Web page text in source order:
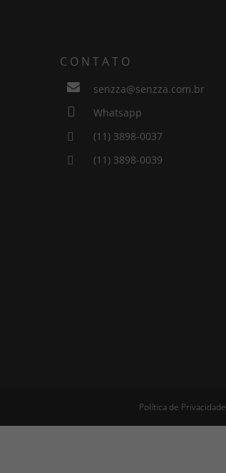
CONTATO
 senzza@senzza.com.br
 Whatsapp
 (11) 3898-0037
 (11) 3898-0039
Política de Privacidade